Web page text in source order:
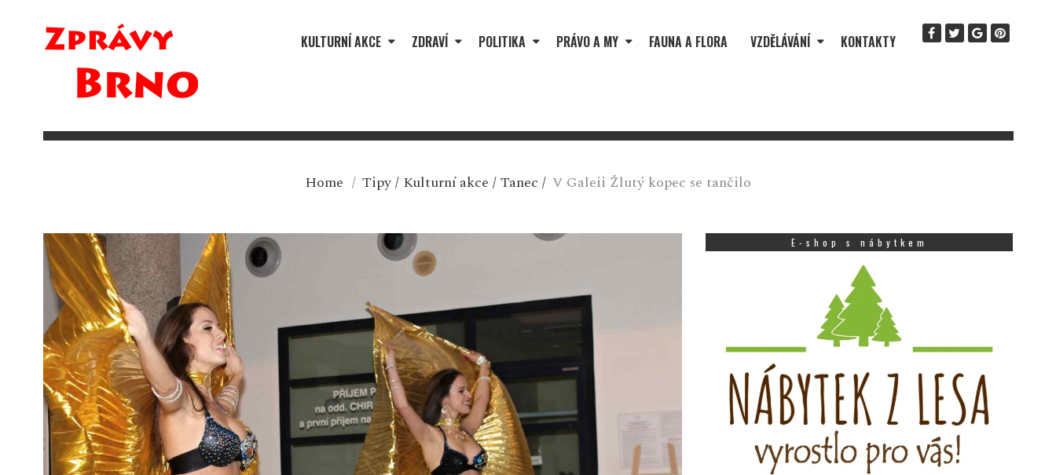
KULTURNÍ AKCE ZDRAVÍ POLITIKA PRÁVO A MY FAUNA A FLORA VZDĚLÁVÁNÍ KONTAKTY
Home / Tipy/ Kulturní akce /Tanec / V Galeii Žlutý kopec se tančilo
E-shop s nábytkem